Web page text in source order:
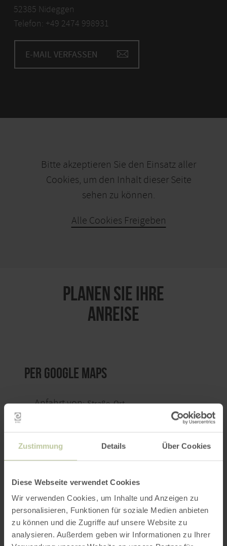
Zustimmung Details Über Cookies
Diese Webseite verwendet Cookies
Wir verwenden Cookies, um Inhalte und Anzeigen zu
personalisieren, Funktionen für soziale Medien anbieten
zu können und die Zugriffe auf unsere Website zu
analysieren. Außerdem geben wir Informationen zu Ihrer
52385 Nideggen
Telefon: +49 2474 998931
E-MAIL VERFASSEN
Bitte akzeptieren Sie den Einsatz aller
Cookies, um den Inhalt dieser Seite
sehen zu können.
Alle Cookies Freigeben
PLANEN SIE IHRE
ANREISE
per Google Maps
Anfahrt von:
ROUTE PLANEN